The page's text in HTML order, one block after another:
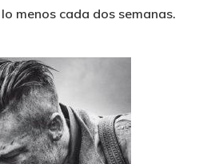
menos cada dos semanas.